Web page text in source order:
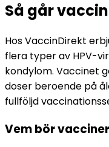
Så går
Hos VaccinDirekt
flera typer av HPV-
kondylom. Vaccinet
doser beroende på
fullföljd
Vem bör